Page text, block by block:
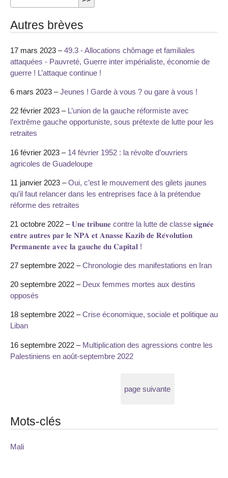
Autres brèves
17 mars 2023 –49.3 - Allocations chômage et familiales
attaquées - Pauvreté, Guerre inter impérialiste, économie de
guerre ! L’attaque continue !
6 mars 2023 –Jeunes ! Garde à vous ? ou gare à vous !
22 février 2023 – L’union de la gauche réformiste avec
l’extrême gauche opportuniste, sous prétexte de lutte pour les
retraites
16 février 2023 – 14 février 1952 : la révolte d’ouvriers
agricoles de Guadeloupe
11 janvier 2023 –Oui, c’est le mouvement des gilets jaunes
qu’il faut relancer dans les entreprises face à la prétendue
réforme des retraites
21 octobre 2022 –𝐔𝐧𝐞 𝐭𝐫𝐢𝐛𝐮𝐧𝐞 contre la lutte de classe 𝐬𝐢𝐠𝐧𝐞́𝐞
𝐞𝐧𝐭𝐫𝐞 𝐚𝐮𝐭𝐫𝐞𝐬 𝐩𝐚𝐫 𝐥𝐞 𝐍𝐏𝐀 𝐞𝐭 𝐀𝐧𝐚𝐬𝐬𝐞 𝐊𝐚𝐳𝐢𝐛 𝐝𝐞 𝐑𝐞́𝐯𝐨𝐥𝐮𝐭𝐢𝐨𝐧
𝐏𝐞𝐫𝐦𝐚𝐧𝐞𝐧𝐭𝐞 𝐚𝐯𝐞𝐜 𝐥𝐚 𝐠𝐚𝐮𝐜𝐡𝐞 𝐝𝐮 𝐂𝐚𝐩𝐢𝐭𝐚𝐥 !
27 septembre 2022 –Chronologie des manifestations en Iran
20 septembre 2022 – Deux femmes mortes aux destins
opposés
18 septembre 2022 –Crise économique, sociale et politique au
Liban
16 septembre 2022 – Multiplication des agressions contre les
Palestiniens en août-septembre 2022
page suivante
Mots-clés
Mali